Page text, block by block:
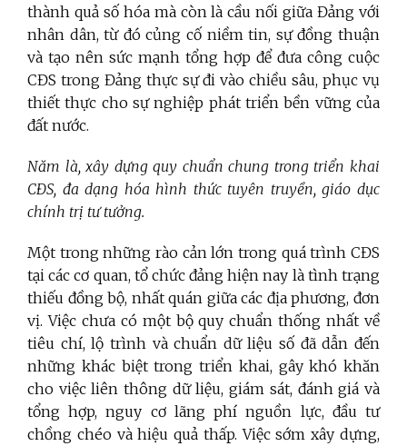
thành quả số hóa mà còn là cầu nối giữa Đảng với
nhân dân, từ đó củng cố niềm tin, sự đồng thuận
và tạo nên sức mạnh tổng hợp để đưa công cuộc
CĐS trong Đảng thực sự đi vào chiều sâu, phục vụ
thiết thực cho sự nghiệp phát triển bền vững của
đất nước.
Năm là, xây dựng quy chuẩn chung trong triển khai
CĐS, đa dạng hóa hình thức tuyên truyền, giáo dục
chính trị tư tưởng.
Một trong những rào cản lớn trong quá trình CĐS
tại các cơ quan, tổ chức đảng hiện nay là tình trạng
thiếu đồng bộ, nhất quán giữa các địa phương, đơn
vị. Việc chưa có một bộ quy chuẩn thống nhất về
tiêu chí, lộ trình và chuẩn dữ liệu số đã dẫn đến
những khác biệt trong triển khai, gây khó khăn
cho việc liên thông dữ liệu, giám sát, đánh giá và
tổng hợp, nguy cơ lãng phí nguồn lực, đầu tư
chồng chéo và hiệu quả thấp. Việc sớm xây dựng,